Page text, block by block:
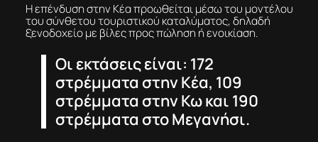
Η επένδυση στην Κέα προωθείται μέσω του μοντέλου
του σύνθετου τουριστικού καταλύματος, δηλαδή
ξενοδοχείο με βίλες προς πώληση ή ενοικίαση.
Οι εκτάσεις είναι: 172
στρέμματα στην Κέα, 109
στρέμματα στην Κω και 190
στρέμματα στο Μεγανήσι.